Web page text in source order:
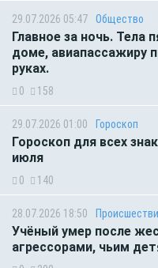
29.07.2026 05:47 Общество
Главное за ночь. Тела
доме, авиапассажиру
руках.
0 158
29.07.2026 01:00 Гороскоп
Гороскоп для всех
июля
0 140
28.07.2026 18:50
Учёный умер после
агрессорами, чьим